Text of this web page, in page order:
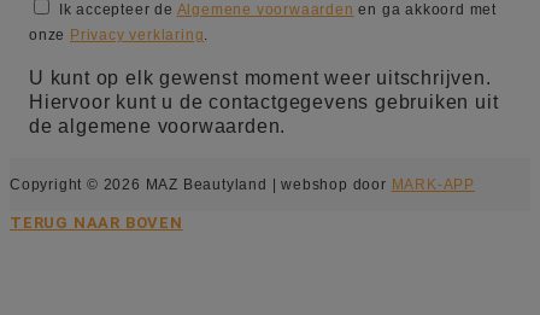
Ik accepteer de Algemene voorwaarden en ga akkoord met
onze Privacy verklaring.
U kunt op elk gewenst moment weer uitschrijven.
Hiervoor kunt u de contactgegevens gebruiken uit
de algemene voorwaarden.
Copyright © 2026 MAZ Beautyland | webshop door MARK-APP
TERUG NAAR BOVEN